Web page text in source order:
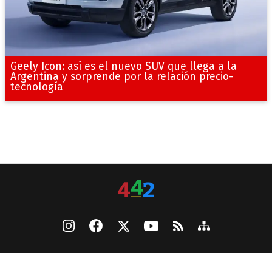
Geely Icon: así es el nuevo SUV que llega a la
Argentina y sorprende por la relación precio-
tecnología